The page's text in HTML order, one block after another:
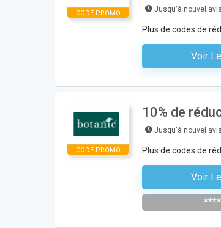
CODE PROMO Jusqu'à nouvel avis
Plus de codes de
Voir
Aucun
CODE PROMO
10% de
Jusqu'à nouvel avis
Plus de codes de
Voir